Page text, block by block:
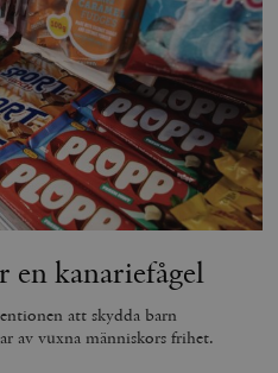
en kanariefågel
att skydda barn
av vuxna människors frihet.